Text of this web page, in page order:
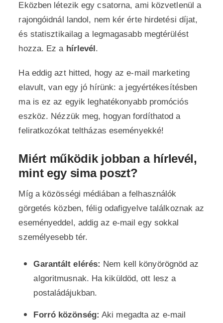
Eközben létezik egy csatorna, ami közvetlenül a
rajongóidnál landol, nem kér érte hirdetési díjat,
és statisztikailag a legmagasabb megtérülést
hozza. Ez a hírlevél.
Ha eddig azt hitted, hogy az e-mail marketing
elavult, van egy jó hírünk: a jegyértékesítésben
ma is ez az egyik leghatékonyabb promóciós
eszköz. Nézzük meg, hogyan fordíthatod a
feliratkozókat teltházas eseményekké!
Miért működik jobban a hírlevél,
mint egy sima poszt?
Míg a közösségi médiában a felhasználók
görgetés közben, félig odafigyelve találkoznak az
eseményeddel, addig az e-mail egy sokkal
személyesebb tér.
Garantált elérés: Nem kell könyörögnöd az
algoritmusnak. Ha kiküldöd, ott lesz a
postaládájukban.
Forró közönség: Aki megadta az e-mail